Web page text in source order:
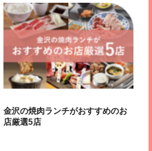
金沢の焼肉ランチがおすすめのお
店厳選5店